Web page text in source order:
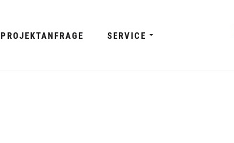
PROJEKTANFRAGE SERVICE